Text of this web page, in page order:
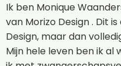
Ik ben Monique
van Morizo Design . Dit
Design, maar dan
Mijn hele leven ben ik al